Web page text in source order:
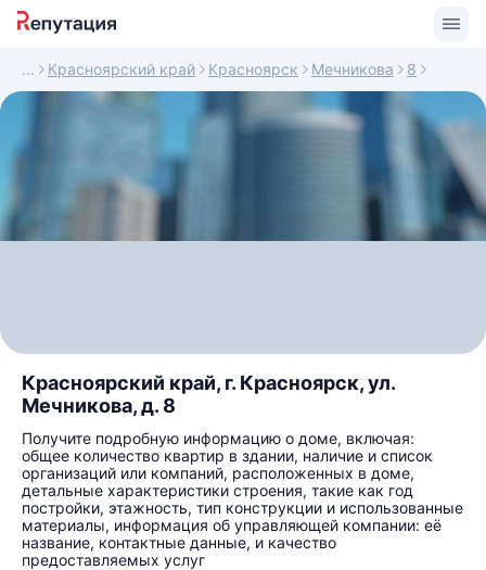
Красноярский край Красноярск Мечникова 8
Красноярский край, г. Красноярск, ул.
Мечникова, д. 8
Получите подробную информацию о доме, включая:
общее количество квартир в здании, наличие и список
организаций или компаний, расположенных в доме,
детальные характеристики строения, такие как год
постройки, этажность, тип конструкции и использованные
материалы, информация об управляющей компании: её
название, контактные данные, и качество
предоставляемых услуг